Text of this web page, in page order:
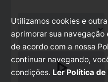
play_arrow
Utilizamos cookies e
aprimorar sua navegação
de acordo com a nossa
continuar navegando,
condições. Ler Política